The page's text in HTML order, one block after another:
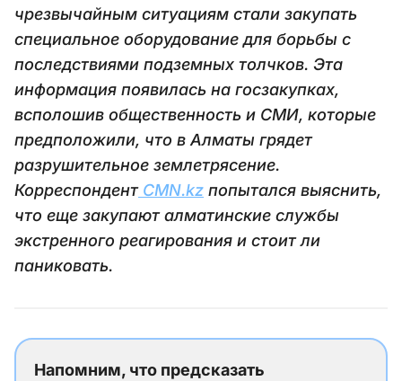
чрезвычайным ситуациям стали закупать
специальное оборудование для борьбы с
последствиями подземных толчков. Эта
информация появилась на госзакупках,
всполошив общественность и СМИ, которые
предположили, что в Алматы грядет
разрушительное землетрясение.
КорреспондентCMN.kz попытался выяснить,
что еще закупают алматинские службы
экстренного реагирования и стоит ли
паниковать.
Напомним, что предсказать